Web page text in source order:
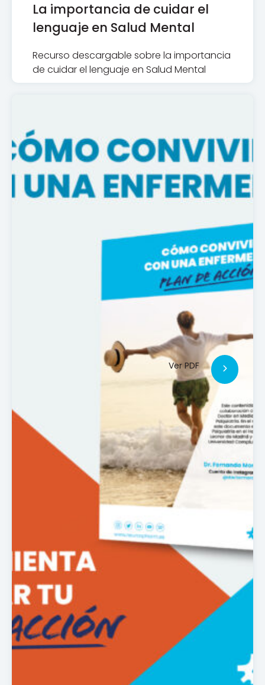
La importancia de cuidar el
lenguaje en Salud Mental
Recurso descargable sobre la importancia
de cuidar el lenguaje en Salud Mental
Ver PDF